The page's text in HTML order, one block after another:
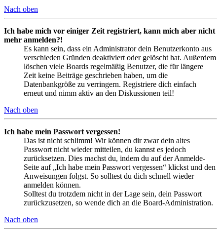
Nach oben
Ich habe mich vor einiger Zeit registriert, kann mich aber nicht
mehr anmelden?!
Es kann sein, dass ein Administrator dein Benutzerkonto aus
verschieden Gründen deaktiviert oder gelöscht hat. Außerdem
löschen viele Boards regelmäßig Benutzer, die für längere
Zeit keine Beiträge geschrieben haben, um die
Datenbankgröße zu verringern. Registriere dich einfach
erneut und nimm aktiv an den Diskussionen teil!
Nach oben
Ich habe mein Passwort vergessen!
Das ist nicht schlimm! Wir können dir zwar dein altes
Passwort nicht wieder mitteilen, du kannst es jedoch
zurücksetzen. Dies machst du, indem du auf der Anmelde-
Seite auf „Ich habe mein Passwort vergessen“ klickst und den
Anweisungen folgst. So solltest du dich schnell wieder
anmelden können.
Solltest du trotzdem nicht in der Lage sein, dein Passwort
zurückzusetzen, so wende dich an die Board-Administration.
Nach oben